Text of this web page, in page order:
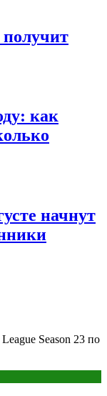
как
начнут
Season 23 по